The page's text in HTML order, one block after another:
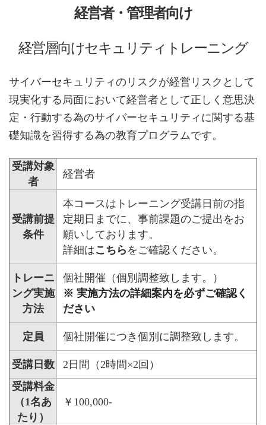
経営者・管理者向け
経営層向けセキュリティトレーニング
サイバーセキュリティのリスクが経営リスクとして
現実化する局面において経営者として正しく意思決
定・行動する為のサイバーセキュリティに関する基
礎知識を習得する為の教育プログラムです。
受講対象
者
経営者
受講前提
条件
本コースはトレーニング受講日前の指
定期日までに、事前課題のご提出をお
願いしております。
詳細はこちら をご確認ください。
トレーニ
ング実施
方法
個社開催（個別調整致します。）
※ 実施方法の詳細案内を必ずご確認く
ださい
定員 個社開催につき個別に調整致します。
受講日数
2日間（2時間×2回）
受講料金
（1名あ
たり）
￥100,000-